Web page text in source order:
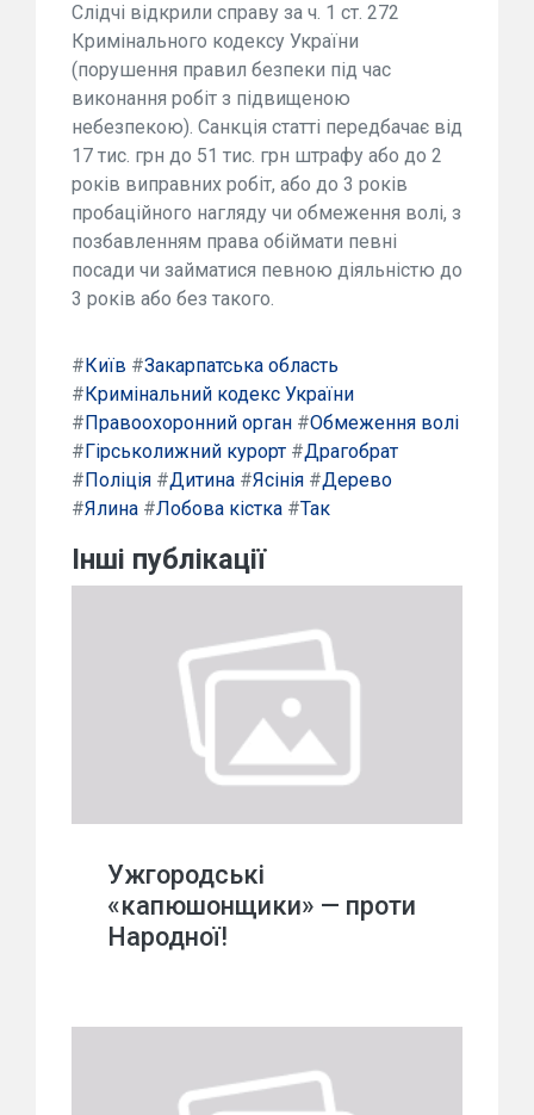
Слідчі відкрили справу за ч. 1 ст. 272
Кримінального кодексу України
(порушення правил безпеки під час
виконання робіт з підвищеною
небезпекою). Санкція статті передбачає від
17 тис. грн до 51 тис. грн штрафу або до 2
років виправних робіт, або до 3 років
пробаційного нагляду чи обмеження волі, з
позбавленням права обіймати певні
посади чи займатися певною діяльністю до
3 років або без такого.
#Київ #Закарпатська область
#Кримінальний кодекс України
#Правоохоронний орган #Обмеження волі
#Гірськолижний курорт #Драгобрат
#Поліція #Дитина #Ясінія #Дерево
#Ялина #Лобова кістка #Так
Інші публікації
Ужгородські
«капюшонщики» — проти
Народної!